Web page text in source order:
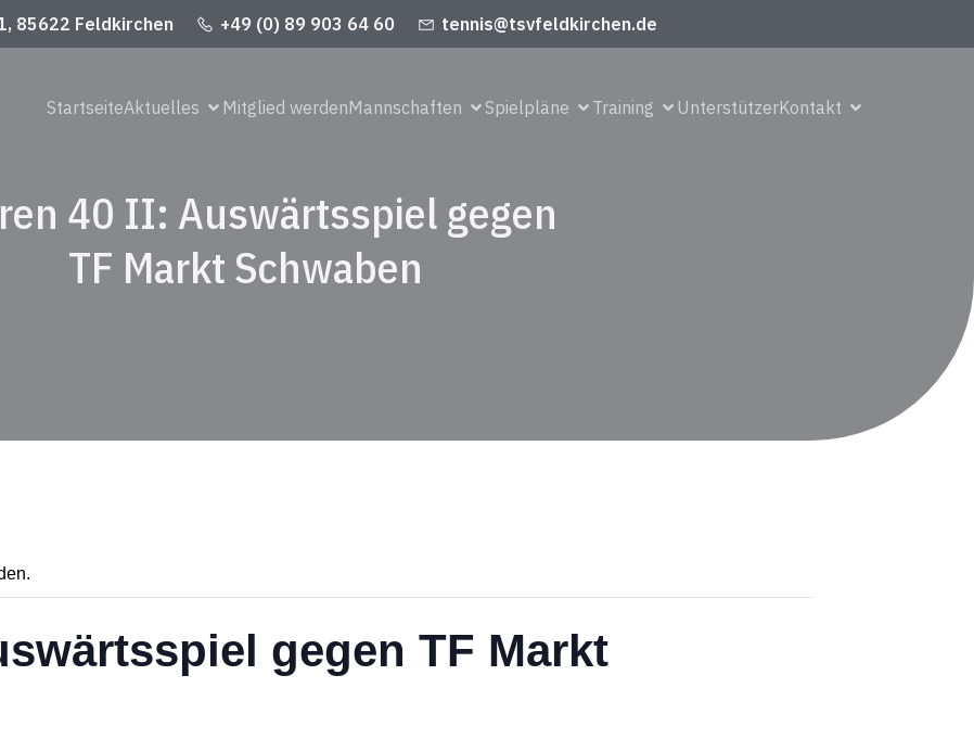
85622 Feldkirchen +49 (0) 89 903 64 60 tennis@tsvfeldkirchen.de
StartseiteAktuelles Mitglied werdenMannschaften Spielpläne Training UnterstützerKontakt
40 II: Auswärtsspiel gegen
TF Markt Schwaben
gegen TF Markt